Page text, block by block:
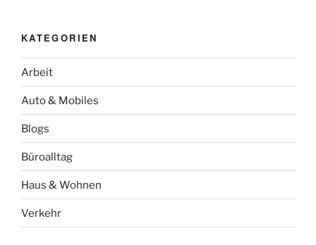
KATEGORIEN
Arbeit
Auto & Mobiles
Blogs
Büroalltag
Haus & Wohnen
Verkehr